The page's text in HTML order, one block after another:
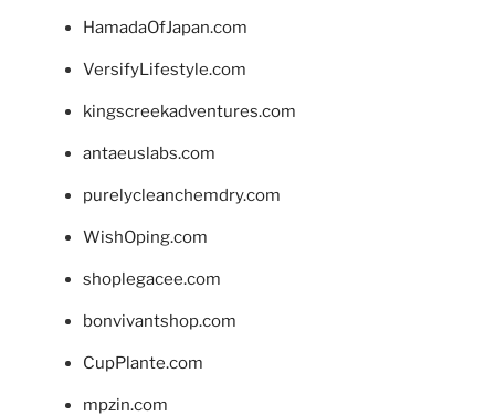
HamadaOfJapan.com
VersifyLifestyle.com
kingscreekadventures.com
antaeuslabs.com
purelycleanchemdry.com
WishOping.com
shoplegacee.com
bonvivantshop.com
CupPlante.com
mpzin.com